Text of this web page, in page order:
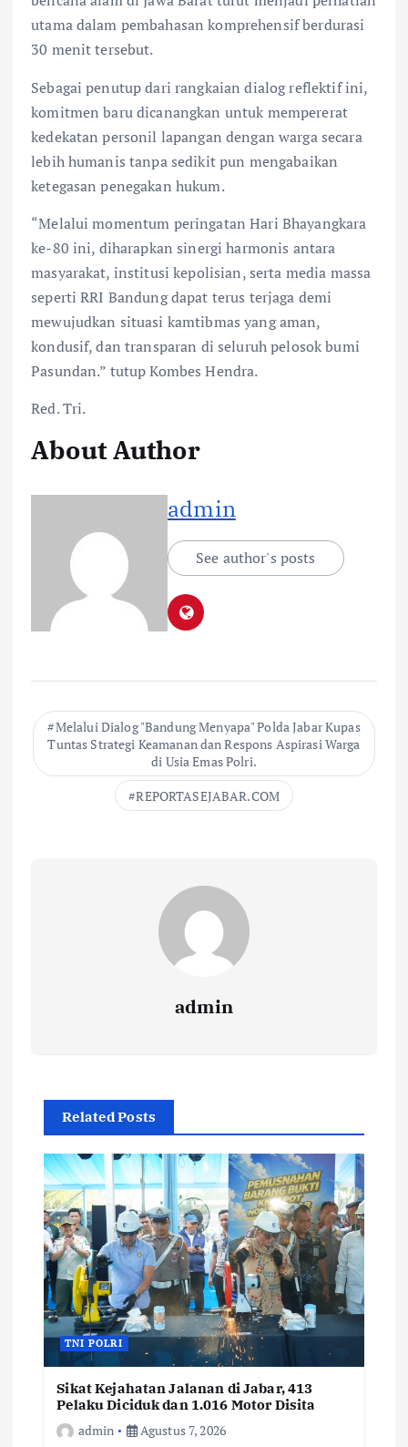
utama dalam pembahasan komprehensif berdurasi
30 menit tersebut.
Sebagai penutup dari rangkaian dialog reflektif ini,
komitmen baru dicanangkan untuk mempererat
kedekatan personil lapangan dengan warga secara
lebih humanis tanpa sedikit pun mengabaikan
ketegasan penegakan hukum.
“Melalui momentum peringatan Hari Bhayangkara
ke-80 ini, diharapkan sinergi harmonis antara
masyarakat, institusi kepolisian, serta media massa
seperti RRI Bandung dapat terus terjaga demi
mewujudkan situasi kamtibmas yang aman,
kondusif, dan transparan di seluruh pelosok bumi
Pasundan.” tutup Kombes Hendra.
Red. Tri.
About Author
admin
See author's posts
Melalui Dialog "Bandung Menyapa" Polda Jabar Kupas
Tuntas Strategi Keamanan dan Respons Aspirasi Warga
di Usia Emas Polri.
REPORTASEJABAR.COM
admin
Related Posts
TNI POLRI
Sikat Kejahatan Jalanan di Jabar, 413
Pelaku Diciduk dan 1.016 Motor Disita
admin
Agustus 7, 2026